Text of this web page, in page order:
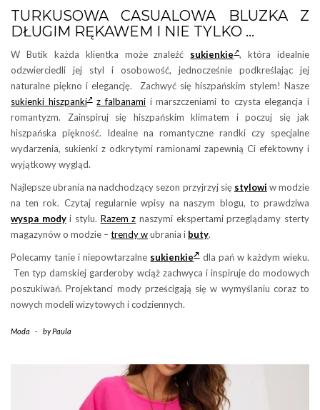
TURKUSOWA CASUALOWA BLUZKA Z
DŁUGIM RĘKAWEM I NIE TYLKO …
W Butik każda klientka może znaleźć sukienkie , która idealnie
odzwierciedli jej styl i osobowość, jednocześnie podkreślając jej
naturalne piękno i elegancję. Zachwyć się hiszpańskim stylem! Nasze
sukienki hiszpanki
z falbanami i marszczeniami to czysta elegancja i
romantyzm. Zainspiruj się hiszpańskim klimatem i poczuj się jak
hiszpańska piękność. Idealne na romantyczne randki czy specjalne
wydarzenia, sukienki z odkrytymi ramionami zapewnią Ci efektowny i
wyjątkowy wygląd.
Najlepsze ubrania na nadchodzący sezon przyjrzyj się stylowi w modzie
na ten rok. Czytaj regularnie wpisy na naszym blogu, to prawdziwa
wyspa modyi stylu. Razem z naszymi ekspertami przeglądamy sterty
magazynów o modzie –trendy wubrania i buty.
Polecamy tanie i niepowtarzalne sukienkie dla pań w każdym wieku.
Ten typ damskiej garderoby wciąż zachwyca i inspiruje do modowych
poszukiwań. Projektanci mody prześcigają się w wymyślaniu coraz to
nowych modeli wizytowych i codziennych.
Moda - byPaula